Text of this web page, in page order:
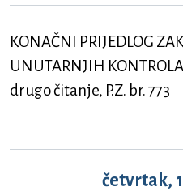
KONAČNI PRIJEDLOG
UNUTARNJIH
drugo čitanje, P.Z. br. 773
četvrtak,